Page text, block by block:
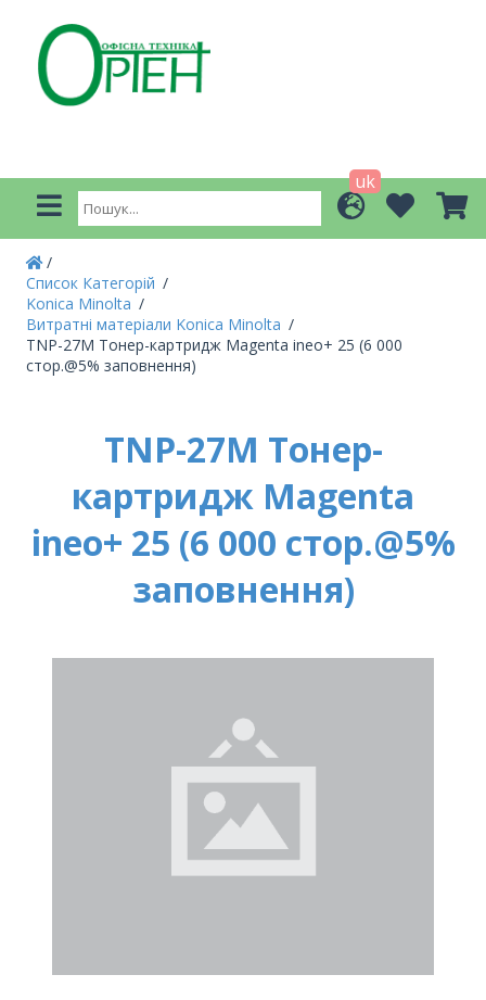
uk
Список Категорій
Konica Minolta
Витратні матеріали Konica Minolta
TNP-27M Тонер-картридж Magenta ineo+ 25 (6 000
стор.@5% заповнення)
TNP-27M Тонер-
картридж Magenta
ineo+ 25 (6 000 стор.@5%
заповнення)